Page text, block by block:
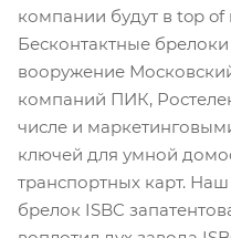
компании будут в top
Бесконтактные
вооружение
компаний ПИК,
числе и
ключей для умной
транспортных карт.
брелок ISBC